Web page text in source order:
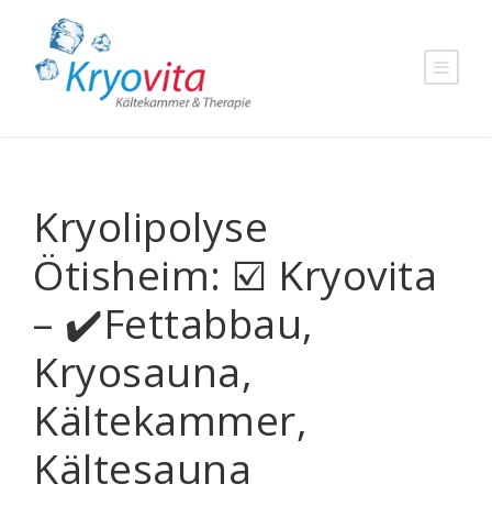
Kryolipolyse
Ötisheim: ☑️ Kryovita
– ✔️Fettabbau,
Kryosauna,
Kältekammer,
Kältesauna